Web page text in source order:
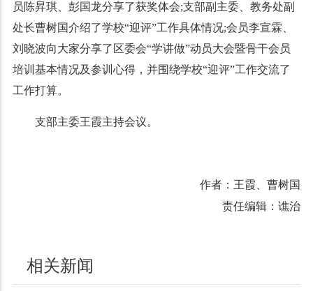
员陈昇琪、彭国龙分享了获奖体会;支部副主委、教务处副
处长曹树国介绍了学校“迎评”工作具体情况;会员李宣霖、
刘晓波向大家分享了区委会“学讲做”动员大会暨骨干会员
培训基本情况及参训心得，并围绕学校“迎评”工作交流了
工作打算。
支部主委王霞主持会议。
作者：王霞、曹树国
责任编辑：谯治
相关新闻